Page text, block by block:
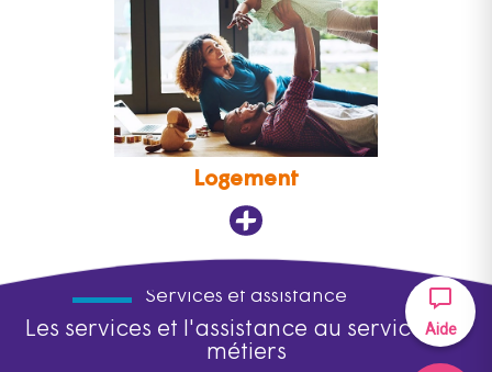
Aide
Logement
Services et assistance
Les services et l'assistance au service des
métiers